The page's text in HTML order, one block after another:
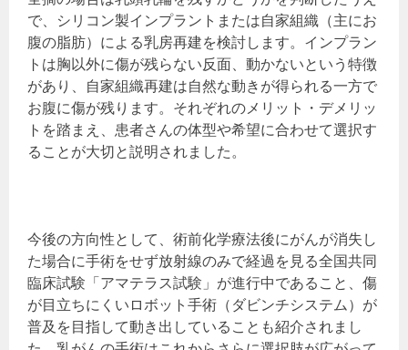
で、シリコン製インプラントまたは自家組織（主にお
腹の脂肪）による乳房再建を検討します。インプラン
トは胸以外に傷が残らない反面、動かないという特徴
があり、自家組織再建は自然な動きが得られる一方で
お腹に傷が残ります。それぞれのメリット・デメリッ
トを踏まえ、患者さんの体型や希望に合わせて選択す
ることが大切と説明されました。
今後の方向性として、術前化学療法後にがんが消失し
た場合に手術をせず放射線のみで経過を見る全国共同
臨床試験「アマテラス試験」が進行中であること、傷
が目立ちにくいロボット手術（ダビンチシステム）が
普及を目指して動き出していることも紹介されまし